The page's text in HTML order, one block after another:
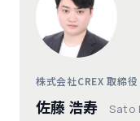
株式会社CREX 取締
佐藤 浩寿 Sato